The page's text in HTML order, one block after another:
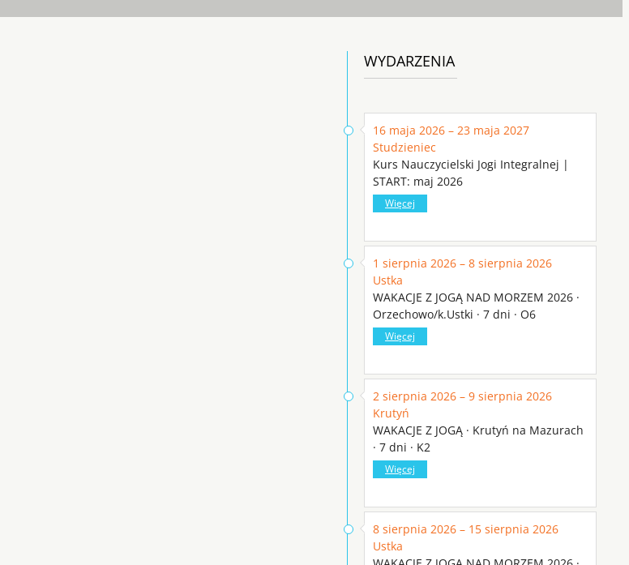
WYDARZENIA
16 maja 2026 – 23 maja 2027
Studzieniec
Kurs Nauczycielski Jogi Integralnej |
START: maj 2026
Więcej
1 sierpnia 2026 – 8 sierpnia 2026
Ustka
WAKACJE Z JOGĄ NAD MORZEM 2026 ·
Orzechowo/k.Ustki · 7 dni · O6
Więcej
2 sierpnia 2026 – 9 sierpnia 2026
Krutyń
WAKACJE Z JOGĄ · Krutyń na Mazurach
· 7 dni · K2
Więcej
8 sierpnia 2026 – 15 sierpnia 2026
Ustka